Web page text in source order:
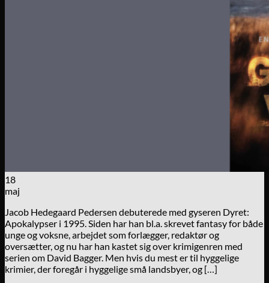
18
maj
Jacob Hedegaard Pedersen debuterede med gyseren Dyret:
Apokalypser i 1995. Siden har han bl.a. skrevet fantasy for både
unge og voksne, arbejdet som forlægger, redaktør og
oversætter, og nu har han kastet sig over krimigenren med
serien om David Bagger. Men hvis du mest er til hyggelige
krimier, der foregår i hyggelige små landsbyer, og […]